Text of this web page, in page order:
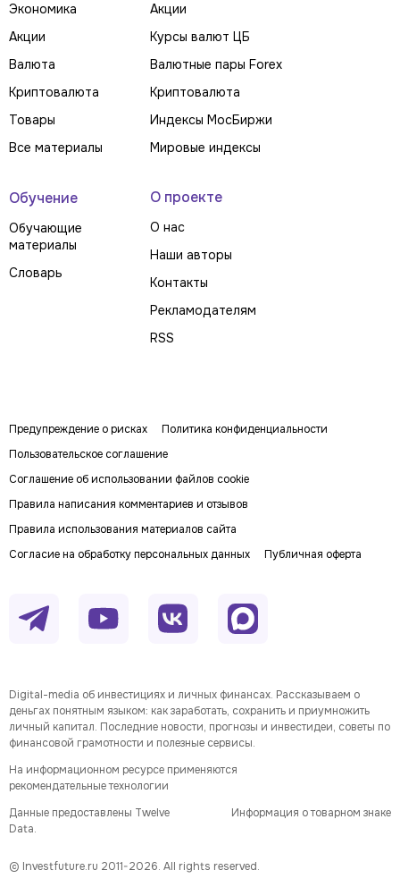
Экономика
Акции
Валюта
Криптовалюта
Товары
Все материалы
Акции
Курсы валют ЦБ
Валютные пары Forex
Криптовалюта
Индексы МосБиржи
Мировые индексы
Обучение
Обучающие
материалы
Словарь
О проекте
О нас
Наши авторы
Контакты
Рекламодателям
RSS
Предупреждение о рисках
Политика конфиденциальности
Пользовательское соглашение
Соглашение об использовании файлов cookie
Правила написания комментариев и отзывов
Правила использования материалов сайта
Согласие на обработку персональных данных
Публичная оферта
Digital-media об инвестициях и личных финансах. Рассказываем о
деньгах понятным языком: как заработать, сохранить и приумножить
личный капитал. Последние новости, прогнозы и инвестидеи, советы по
финансовой грамотности и полезные сервисы.
На информационном ресурсе применяются
рекомендательные технологии
Данные предоставлены Twelve
Data.
Информация о товарном знаке
© Investfuture.ru 2011-2026. All rights reserved.